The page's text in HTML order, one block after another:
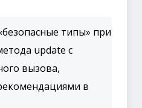
типы» при
update с
вызова,
в